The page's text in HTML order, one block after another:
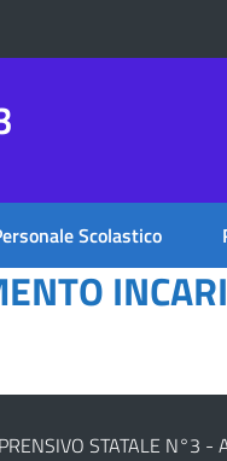
Scolastico
STATALE N°3 -